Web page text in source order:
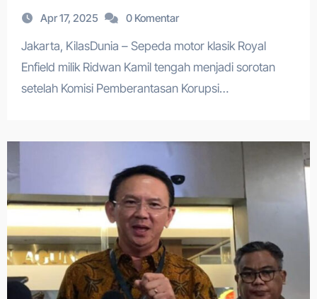
Apr 17, 2025 0 Komentar
Jakarta, KilasDunia – Sepeda motor klasik Royal
Enfield milik Ridwan Kamil tengah menjadi sorotan
setelah Komisi Pemberantasan Korupsi…